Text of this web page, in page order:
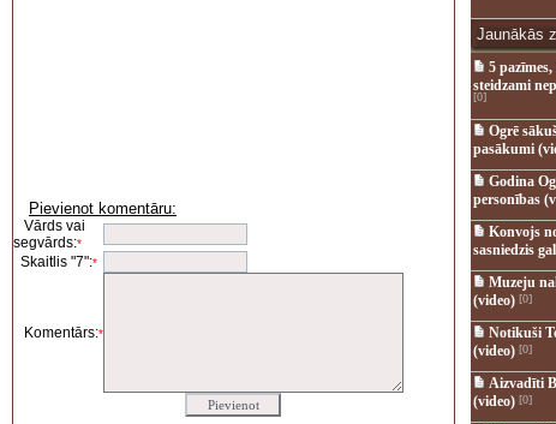
Pievienot komentāru:
Vārds vai
segvārds:*
Skaitlis "7":*
Komentārs:*
Jaunākās
5
steidzami
[0]
Ogrē
pasākumi
Godina
personības
Konvojs
sasniedzis
Muzeju
(video)[0]
Notikuši
(video)[0]
Aizvadīti
(video)[0]